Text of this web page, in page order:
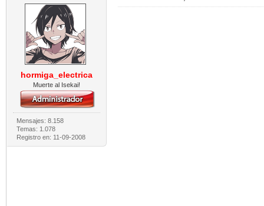
hormiga_electrica
Muerte al Isekai!
Mensajes: 8.158
Temas: 1.078
Registro en: 11-09-2008